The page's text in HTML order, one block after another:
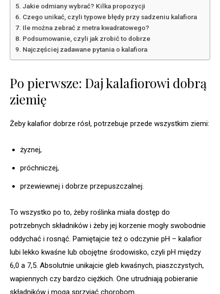
Jakie odmiany wybrać? Kilka propozycji
Czego unikać, czyli typowe błędy przy sadzeniu kalafiora
Ile można zebrać z metra kwadratowego?
Podsumowanie, czyli jak zrobić to dobrze
Najczęściej zadawane pytania o kalafiora
Po pierwsze: Daj kalafiorowi dobrą
ziemię
Żeby kalafior dobrze rósł, potrzebuje przede wszystkim ziemi:
żyznej,
próchniczej,
przewiewnej i dobrze przepuszczalnej.
To wszystko po to, żeby roślinka miała dostęp do
potrzebnych składników i żeby jej korzenie mogły swobodnie
oddychać i rosnąć. Pamiętajcie też o odczynie pH – kalafior
lubi lekko kwaśne lub obojętne środowisko, czyli pH między
6,0 a 7,5. Absolutnie unikajcie gleb kwaśnych, piaszczystych,
wapiennych czy bardzo ciężkich. One utrudniają pobieranie